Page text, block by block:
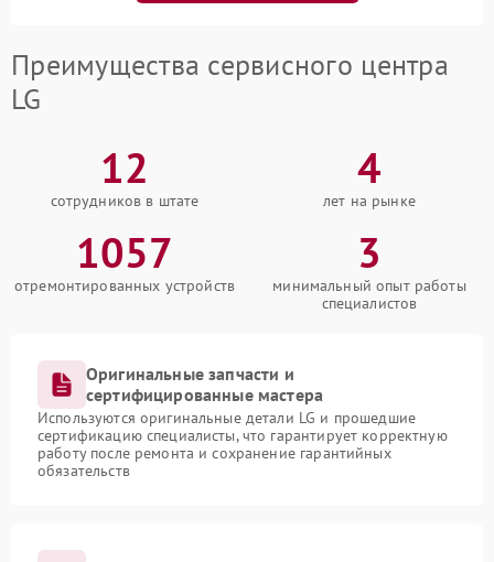
Преимущества сервисного центра
LG
12
сотрудников в штате
4
лет на рынке
1057
отремонтированных устройств
3
минимальный опыт работы
специалистов
Оригинальные запчасти и
сертифицированные мастера
Используются оригинальные детали LG и прошедшие
сертификацию специалисты, что гарантирует корректную
работу после ремонта и сохранение гарантийных
обязательств